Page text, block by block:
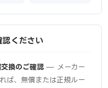
ください
換のご確認 — メーカー
ば、無償または正規ルー